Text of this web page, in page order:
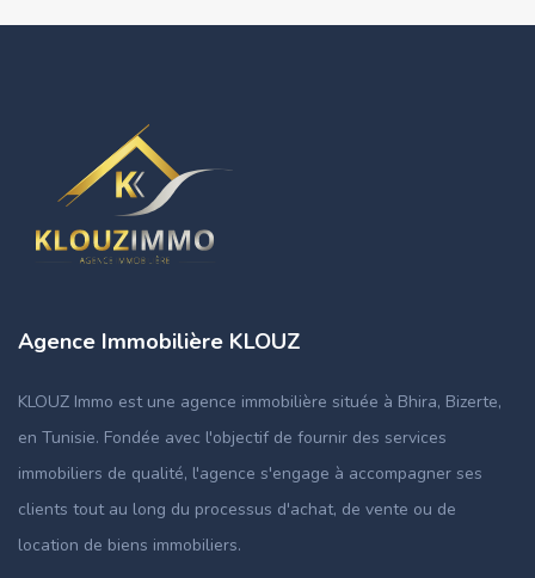
Agence Immobilière KLOUZ
KLOUZ Immo est une agence immobilière située à Bhira, Bizerte,
en Tunisie. Fondée avec l'objectif de fournir des services
immobiliers de qualité, l'agence s'engage à accompagner ses
clients tout au long du processus d'achat, de vente ou de
location de biens immobiliers.